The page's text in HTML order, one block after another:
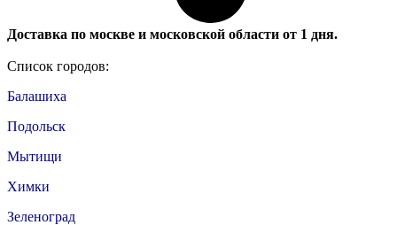
Доставка по москве и московской области от 1 дня.
Список городов:
Балашиха
Подольск
Мытищи
Химки
Зеленоград